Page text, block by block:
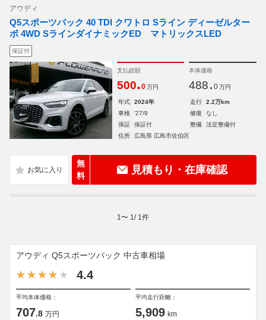
アウディ
Q5スポーツバック 40 TDI クワトロ Sライン ディーゼルター
ボ 4WD SラインダイナミックED マトリックスLED
保証付
支払総額
500.0 万円
本体価格
488. 0 万円
年式 2024年 走行
2.2万km
車検
'27/9 修復
なし
保証
保証付 整備
法定整備付
住所
広島県 広島市佐伯区
無
料
見積もり・在庫確認
1 〜 1 / 1 件
アウディ Q5スポーツバック 中古車相場
4.4
平均本体価格：
707.8 万円
平均走行距離：
5,909 km